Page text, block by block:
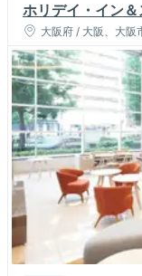
ホリデイ・イン
大阪府 / 大阪、大阪